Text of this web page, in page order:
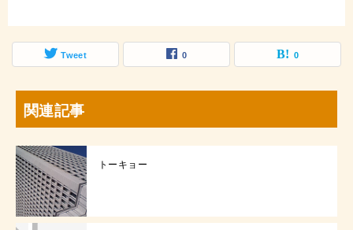
Tweet 0 0
関連記事
トーキョー